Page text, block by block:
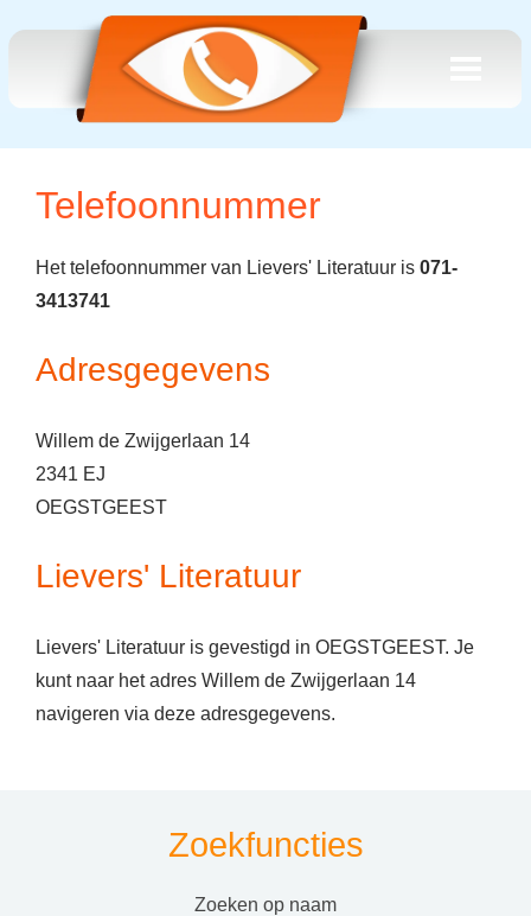
Telefoonnummer
Het telefoonnummer van Lievers' Literatuur is 071-
3413741
Adresgegevens
Willem de Zwijgerlaan 14
2341 EJ
OEGSTGEEST
Lievers' Literatuur
Lievers' Literatuur is gevestigd in OEGSTGEEST. Je
kunt naar het adres Willem de Zwijgerlaan 14
navigeren via deze adresgegevens.
Zoekfuncties
zoeken op naam